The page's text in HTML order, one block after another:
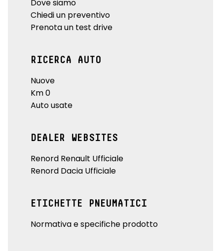
Dove siamo
Chiedi un preventivo
Prenota un test drive
RICERCA AUTO
Nuove
Km 0
Auto usate
DEALER WEBSITES
Renord Renault Ufficiale
Renord Dacia Ufficiale
ETICHETTE PNEUMATICI
Normativa e specifiche prodotto